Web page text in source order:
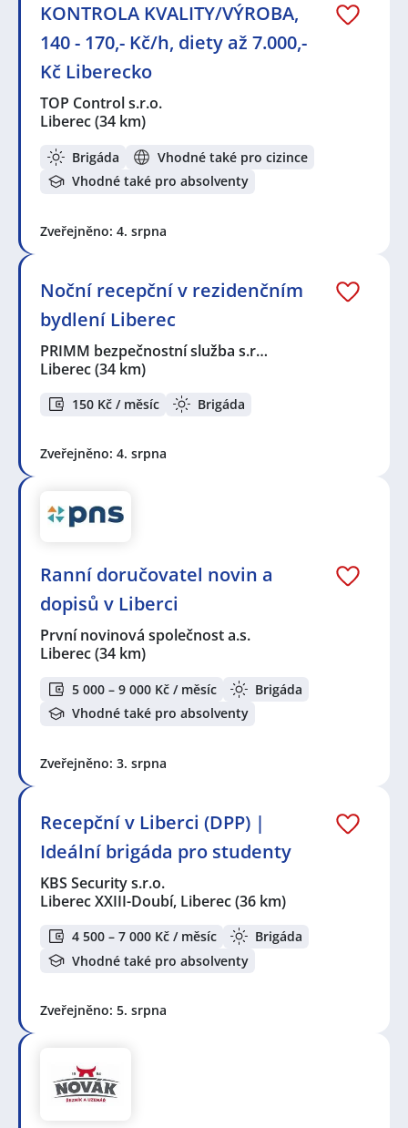
KONTROLA KVALITY/VÝROBA,
140 - 170,- Kč/h, diety až 7.000,-
Kč Liberecko
TOP Control s.r.o.
Liberec(34 km)
Brigáda
Vhodné také pro cizince
Vhodné také pro absolventy
Zveřejněno: 4. srpna
Noční recepční v rezidenčním
bydlení Liberec
PRIMM bezpečnostní služba s.r…
Liberec(34 km)
150 Kč / měsíc Brigáda
Zveřejněno: 4. srpna
Ranní doručovatel novin a
dopisů v Liberci
První novinová společnost a.s.
Liberec(34 km)
5 000 – 9 000 Kč / měsíc
Brigáda
Vhodné také pro absolventy
Zveřejněno: 3. srpna
Recepční v Liberci (DPP) |
Ideální brigáda pro studenty
KBS Security s.r.o.
Liberec XXIII-Doubí, Liberec(36 km)
4 500 – 7 000 Kč / měsíc
Brigáda
Vhodné také pro absolventy
Zveřejněno: 5. srpna